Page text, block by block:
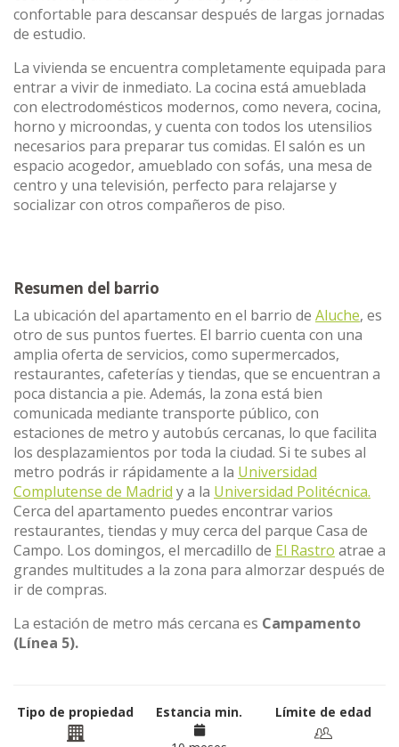
confortable para descansar después de largas jornadas
de estudio.
La vivienda se encuentra completamente equipada para
entrar a vivir de inmediato. La cocina está amueblada
con electrodomésticos modernos, como nevera, cocina,
horno y microondas, y cuenta con todos los utensilios
necesarios para preparar tus comidas. El salón es un
espacio acogedor, amueblado con sofás, una mesa de
centro y una televisión, perfecto para relajarse y
socializar con otros compañeros de piso.
Resumen del barrio
La ubicación del apartamento en el barrio de Aluche, es
otro de sus puntos fuertes. El barrio cuenta con una
amplia oferta de servicios, como supermercados,
restaurantes, cafeterías y tiendas, que se encuentran a
poca distancia a pie. Además, la zona está bien
comunicada mediante transporte público, con
estaciones de metro y autobús cercanas, lo que facilita
los desplazamientos por toda la ciudad. Si te subes al
metro podrás ir rápidamente a la Universidad
Complutense de Madrid y a la Universidad Politécnica.
Cerca del apartamento puedes encontrar varios
restaurantes, tiendas y muy cerca del parque Casa de
Campo. Los domingos, el mercadillo de El Rastro atrae a
grandes multitudes a la zona para almorzar después de
ir de compras.
La estación de metro más cercana es Campamento
(Línea 5).
Tipo de propiedad Estancia min. Límite de edad